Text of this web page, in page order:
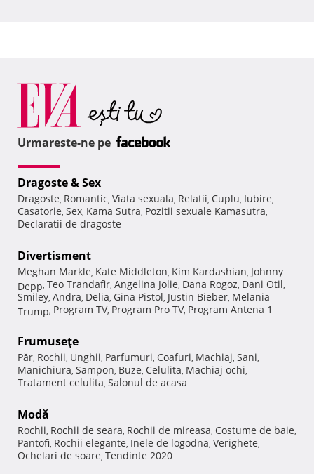
Urmareste-ne pe
Dragoste & Sex
Dragoste, Romantic, Viata sexuala, Relatii, Cuplu, Iubire,
Casatorie, Sex, Kama Sutra, Pozitii sexuale Kamasutra,
Declaratii de dragoste
Divertisment
Meghan Markle, Kate Middleton, Kim Kardashian, Johnny
Depp, Teo Trandafir, Angelina Jolie, Dana Rogoz, Dani Otil,
Smiley, Andra, Delia, Gina Pistol, Justin Bieber, Melania
Trump, Program TV, Program Pro TV, Program Antena 1
Frumuseţe
Păr, Rochii, Unghii, Parfumuri, Coafuri, Machiaj, Sani,
Manichiura, Sampon, Buze, Celulita, Machiaj ochi,
Tratament celulita, Salonul de acasa
Modă
Rochii, Rochii de seara, Rochii de mireasa, Costume de baie,
Pantofi, Rochii elegante, Inele de logodna, Verighete,
Ochelari de soare, Tendinte 2020